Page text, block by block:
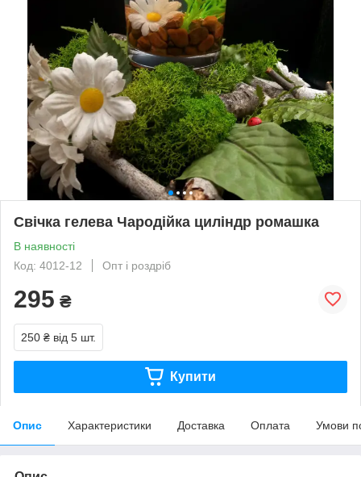
Свічка гелева Чародійка циліндр ромашка
В наявності
Код: 4012-12
Опт і роздріб
295 ₴
250 ₴ від 5 шт.
Купити
Опис Характеристики Доставка Оплата Умови